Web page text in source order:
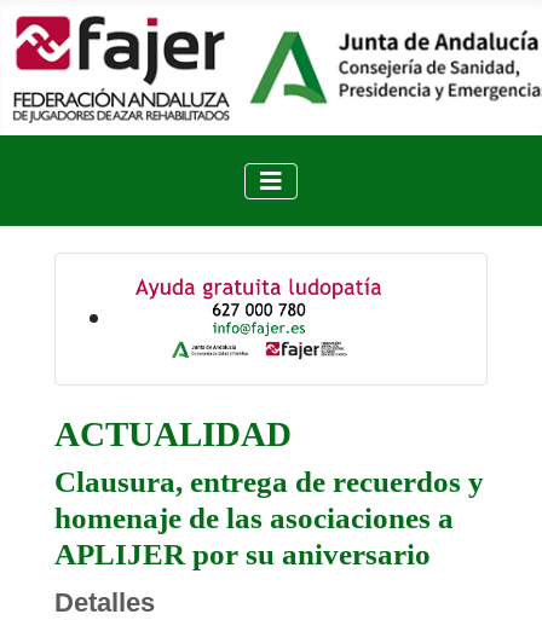
ACTUALIDAD
Clausura, entrega de recuerdos y
homenaje de las asociaciones a
APLIJER por su aniversario
Detalles